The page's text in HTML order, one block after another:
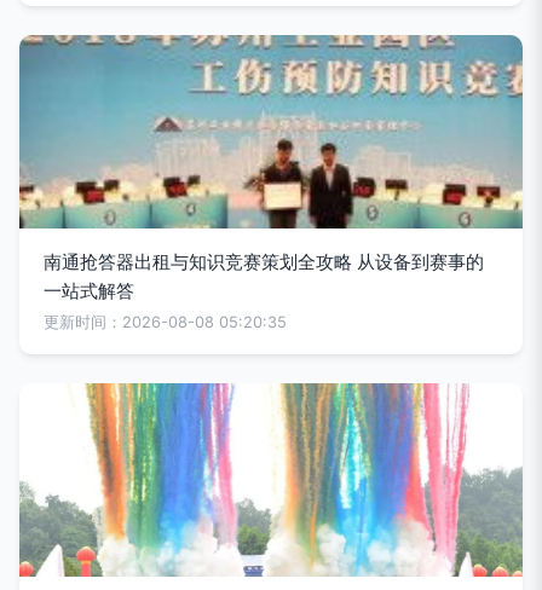
南通抢答器出租与知识竞赛策划全攻略 从设备到赛事的
一站式解答
更新时间：2026-08-08 05:20:35